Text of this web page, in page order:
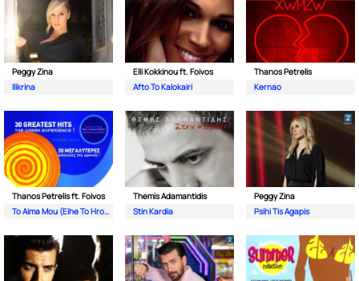
Peggy Zina
Ilikrina
Elli Kokkinou ft. Foivos
Afto To Kalokairi
Thanos Petrelis
Kernao
Thanos Petrelis ft. Foivos
To Aima Mou (Eihe To Hroma Tou Ouranou)
Themis Adamantidis
Stin Kardia
Peggy Zina
Psihi Tis Agapis